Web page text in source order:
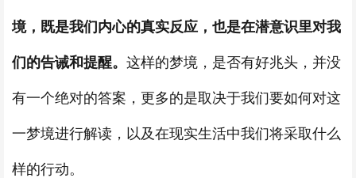
境，既是我们内心的真实反应，也是在潜意识里对我
们的告诫和提醒。 这样的梦境，是否有好兆头，并没
有一个绝对的答案，更多的是取决于我们要如何对这
一梦境进行解读，以及在现实生活中我们将采取什么
样的行动。